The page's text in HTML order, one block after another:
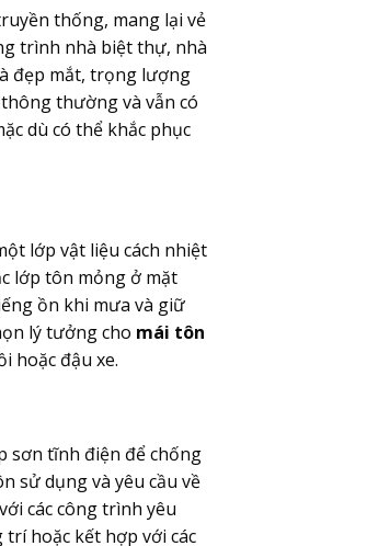
thống, mang lại vẻ
trình nhà biệt thự, nhà
đẹp mắt, trọng lượng
thường và vẫn có
dù có thể khắc phục
lớp vật liệu cách nhiệt
lớp tôn mỏng ở mặt
ồn khi mưa và giữ
lý tưởng cho mái tôn
hoặc đậu xe.
sơn tĩnh điện để chống
sử dụng và yêu cầu về
các công trình yêu
hoặc kết hợp với các